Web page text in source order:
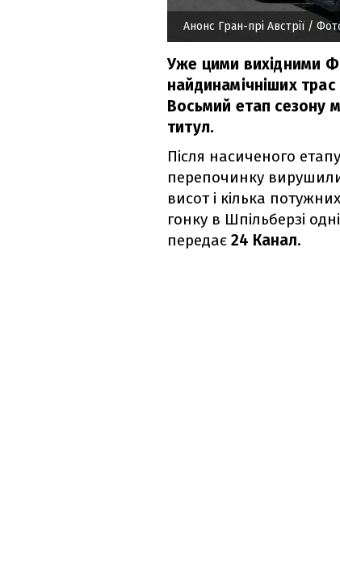
Анонс Гран-прі Австрії /
Уже цими вихідними
найдинамічніших
Восьмий етап сезону
титул.
Після насиченого
перепочинку
висот і кілька
гонку в Шпільберзі
передає 24 Канал.